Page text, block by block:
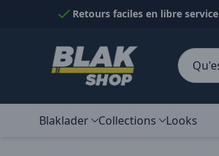
Passer au contenuRetours faciles en libre service
Blaklader Collections Looks